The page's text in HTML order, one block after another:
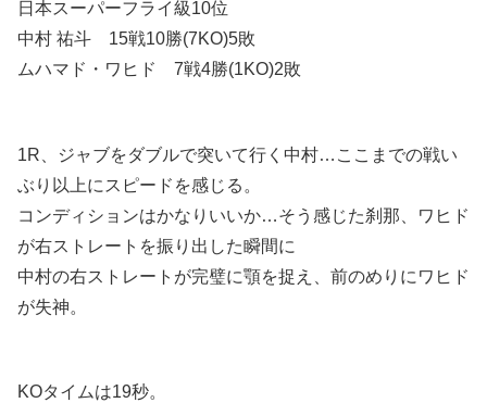
日本スーパーフライ級10位
中村 祐斗 15戦10勝(7KO)5敗
ムハマド・ワヒド 7戦4勝(1KO)2敗
1R、ジャブをダブルで突いて行く中村…ここまでの戦い
ぶり以上にスピードを感じる。
コンディションはかなりいいか…そう感じた刹那、ワヒド
が右ストレートを振り出した瞬間に
中村の右ストレートが完璧に顎を捉え、前のめりにワヒド
が失神。
KOタイムは19秒。